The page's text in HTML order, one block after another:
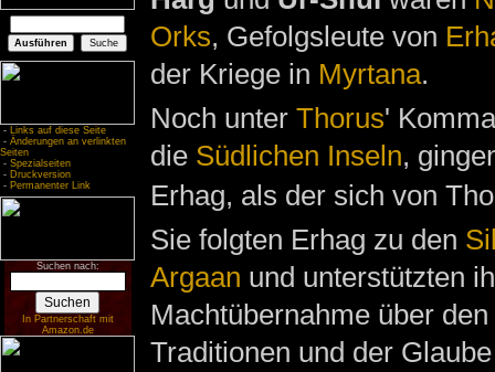
- Links auf diese Seite
- Änderungen an verlinkten
Seiten
- Spezialseiten
- Druckversion
- Permanenter Link
Suchen nach:
In Partnerschaft mit
Amazon.de
Orks, Gefolgsleute von
der Kriege in Myrtana.
Noch unter Thorus'
die Südlichen Inseln,
Erhag, als der sich von
Sie folgten Erhag zu den
Argaan und unterstützten
Machtübernahme über
Traditionen und der